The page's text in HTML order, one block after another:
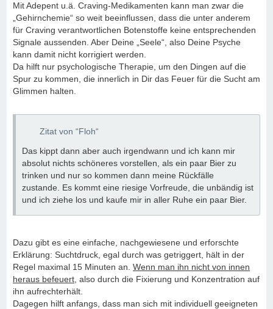
Mit Adepent u.ä. Craving-Medikamenten kann man zwar die
„Gehirnchemie“ so weit beeinflussen, dass die unter anderem
für Craving verantwortlichen Botenstoffe keine entsprechenden
Signale aussenden. Aber Deine „Seele“, also Deine Psyche
kann damit nicht korrigiert werden.
Da hilft nur psychologische Therapie, um den Dingen auf die
Spur zu kommen, die innerlich in Dir das Feuer für die Sucht am
Glimmen halten.
Zitat von “Floh“
Das kippt dann aber auch irgendwann und ich kann mir
absolut nichts schöneres vorstellen, als ein paar Bier zu
trinken und nur so kommen dann meine Rückfälle
zustande. Es kommt eine riesige Vorfreude, die unbändig ist
und ich ziehe los und kaufe mir in aller Ruhe ein paar Bier.
Dazu gibt es eine einfache, nachgewiesene und erforschte
Erklärung: Suchtdruck, egal durch was getriggert, hält in der
Regel maximal 15 Minuten an. Wenn man ihn nicht von innen
heraus befeuert , also durch die Fixierung und Konzentration auf
ihn aufrechterhält.
Dagegen hilft anfangs, dass man sich mit individuell geeigneten